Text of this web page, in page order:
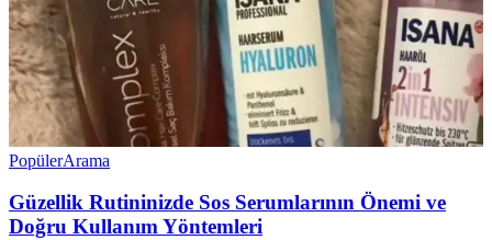
PopülerArama
Güzellik Rutininizde Sos Serumlarının Önemi ve
Doğru Kullanım Yöntemleri